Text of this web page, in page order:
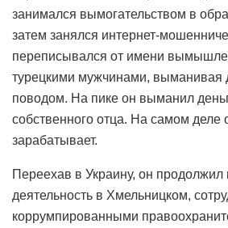
занимался вымогательством в
затем занялся интернет-
переписывался от имени
турецкими мужчинами, выманивая
поводом. На пике он выманил
собственного отца. На самом деле
зарабатывает.
Переехав в Украину, он
деятельность в Хмельницком,
коррумпированными